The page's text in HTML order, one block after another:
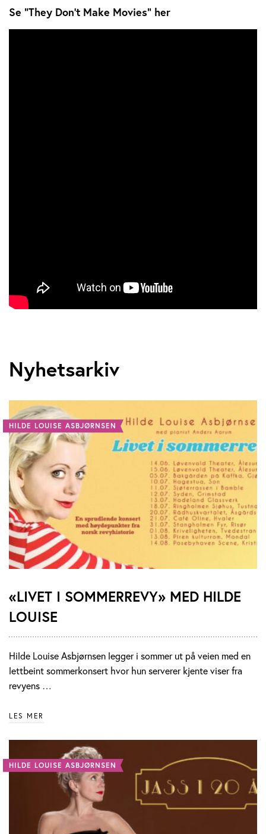
Se “They Don't Make Movies“ her
Nyhetsarkiv
HILDE LOUISE ASBJØRNSEN
«LIVET I SOMMERREVY» MED HILDE
LOUISE
Hilde Louise Asbjørnsen legger i sommer ut på veien med en
lettbeint sommerkonsert hvor hun serverer kjente viser fra
revyens …
LES MER
HILDE LOUISE ASBJØRNSEN